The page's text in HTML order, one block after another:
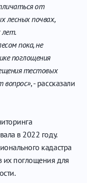
от
лесных почвах,
пока, не
поглощения
тестовых
вопрос», - рассказали
в 2022 году.
кадастра
их поглощения для